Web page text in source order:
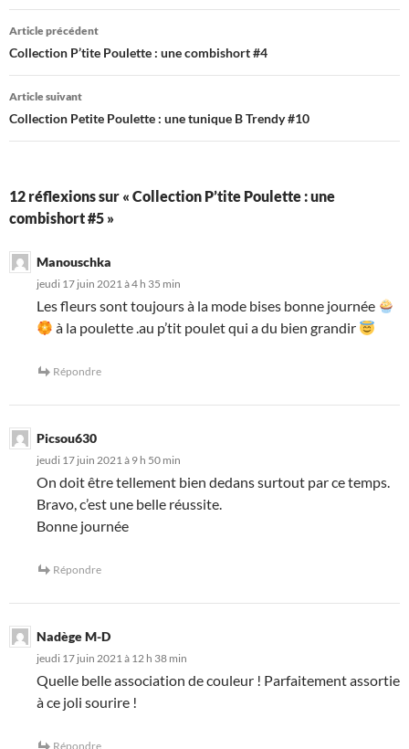
Navigation
des
articles
Article précédent
Collection P’tite Poulette : une combishort #4
Article suivant
Collection Petite Poulette : une tunique B Trendy #10
12 réflexions sur « Collection P’tite Poulette : une
combishort #5 »
Manouschka
jeudi 17 juin 2021 à 4 h 35 min
Les fleurs sont toujours à la mode bises bonne journée
à la poulette .au p’tit poulet qui a du bien grandir
Répondre
Picsou630
jeudi 17 juin 2021 à 9 h 50 min
On doit être tellement bien dedans surtout par ce temps.
Bravo, c’est une belle réussite.
Bonne journée
Répondre
Nadège M-D
jeudi 17 juin 2021 à 12 h 38 min
Quelle belle association de couleur ! Parfaitement assortie
à ce joli sourire !
Répondre